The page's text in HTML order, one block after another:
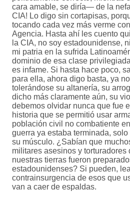
cara amable, se diría— de la
CIA! Lo digo sin cortapisas,
tocando cada vez más verme
Agencia. Hasta ahí les cuento
la CIA, no soy estadounidense,
mi patria en la sufrida
dominio de esa clase
es infame. Si hasta hace poco,
para ella, ahora digo basta, ya
tolerándose su altanería, su
dicho más claramente aún, su
debemos olvidar nunca que fue
historia que se permitió usar
población civil no combatiente
guerra ya estaba terminada,
su músculo. ¿Sabían que
militares asesinos y torturadores
nuestras tierras fueron
estadounidenses? Si pueden,
contrainsurgencia de esos que
van a caer de espaldas.